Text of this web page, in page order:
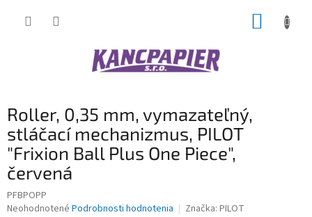
Roller, 0,35 mm, vymazateľný,
stláčací mechanizmus, PILOT
"Frixion Ball Plus One Piece",
červená
PFBPOPP
Priemerné
Neohodnotené Podrobnosti hodnotenia Značka: PILOT